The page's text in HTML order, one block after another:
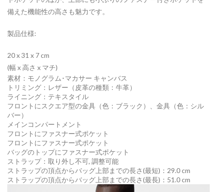
備えた機能性の高さも魅力です。
製品仕様:
20 x 31 x 7cm
(幅 x 高さ x マチ)
素材：モノグラム･マカサー キャンバス
トリミング：レザー（皮革の種類：牛革）
ライニング：テキスタイル
フロントにスクエア型の金具（色：ブラック）、金具（色：シル
バー）
メインコンパートメント
フロントにファスナー式ポケット
フロントにファスナー式ポケット
バッグのトップにファスナー式ポケット
ストラップ：取り外し不可, 調整可能
ストラップの頂点からバッグ上部までの長さ(最短)：29.0 cm
ストラップの頂点からバッグ上部までの長さ(最長)：51.0 cm